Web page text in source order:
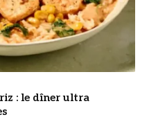
: le dîner ultra